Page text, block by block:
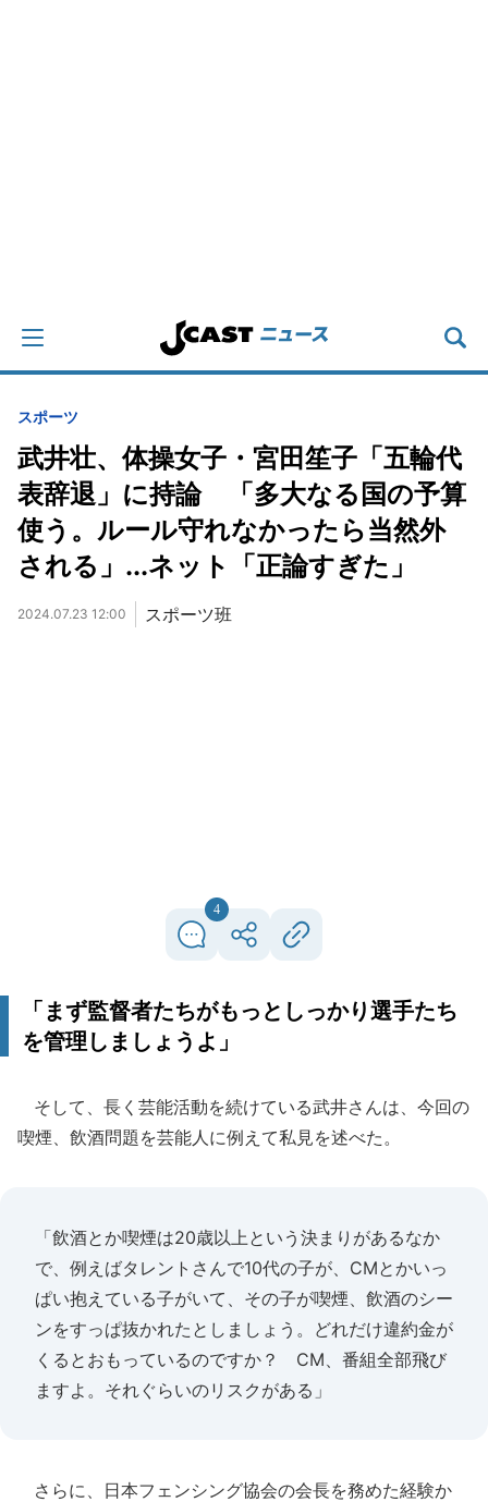
スポーツ
武井壮、体操女子・宮田笙子「五輪代
表辞退」に持論 「多大なる国の予算
使う。ルール守れなかったら当然外
される」...ネット「正論すぎた」
2024.07.23 12:00 スポーツ班
4
「まず監督者たちがもっとしっかり選手たち
を管理しましょうよ」
そして、長く芸能活動を続けている武井さんは、今回の
喫煙、飲酒問題を芸能人に例えて私見を述べた。
「飲酒とか喫煙は20歳以上という決まりがあるなか
で、例えばタレントさんで10代の子が、CMとかいっ
ぱい抱えている子がいて、その子が喫煙、飲酒のシー
ンをすっぱ抜かれたとしましょう。どれだけ違約金が
くるとおもっているのですか？ CM、番組全部飛び
ますよ。それぐらいのリスクがある」
さらに、日本フェンシング協会の会長を務めた経験か